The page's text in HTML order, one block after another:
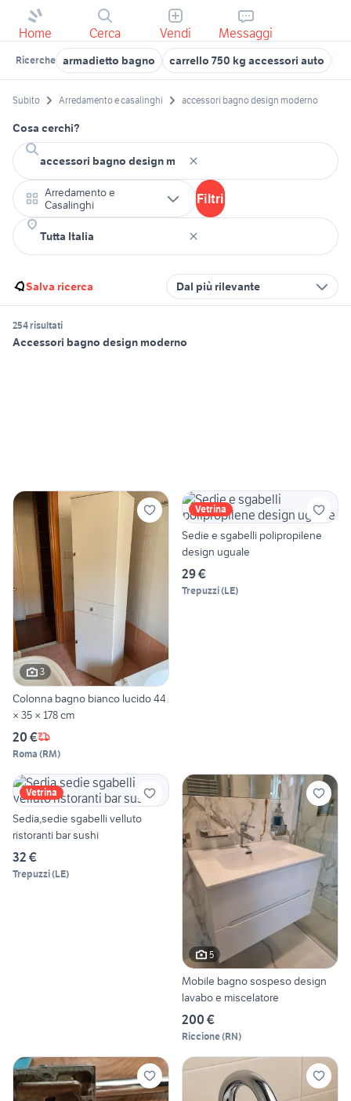
Home Cerca Vendi Messaggi
Ricerche armadietto bagno carrello 750 kg accessori auto
Subito Arredamento e casalinghi accessori bagno design moderno
Cosa cerchi?
Arredamento e
Casalinghi
Filtri
Salva ricerca Dal più rilevante
254 risultati
Accessori bagno design moderno
3
Colonna bagno bianco lucido 44
× 35 × 178 cm
20 €
Roma (RM)
Vetrina
Sedie e sgabelli polipropilene
design uguale
29 €
Trepuzzi(LE)
Vetrina
Sedia,sedie sgabelli velluto
ristoranti bar sushi
32 €
Trepuzzi(LE)
5
Mobile bagno sospeso design
lavabo e miscelatore
200 €
Riccione(RN)